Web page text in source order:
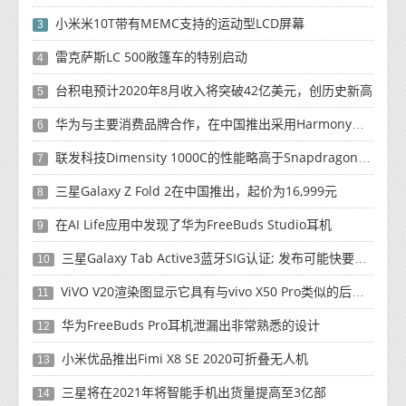
3 小米米10T带有MEMC支持的运动型LCD屏幕
4 雷克萨斯LC 500敞篷车的特别启动
5 台积电预计2020年8月收入将突破42亿美元，创历史新高
6 华为与主要消费品牌合作，在中国推出采用HarmonyOS 2.0的智能家居产品
7 联发科技Dimensity 1000C的性能略高于Snapdragon 765G
8 三星Galaxy Z Fold 2在中国推出，起价为16,999元
9 在AI Life应用中发现了华为FreeBuds Studio耳机
10 三星Galaxy Tab Active3蓝牙SIG认证; 发布可能快要结束了
11 ViVO V20渲染图显示它具有与vivo X50 Pro类似的后部设计
12 华为FreeBuds Pro耳机泄漏出非常熟悉的设计
13 小米优品推出Fimi X8 SE 2020可折叠无人机
14 三星将在2021年将智能手机出货量提高至3亿部